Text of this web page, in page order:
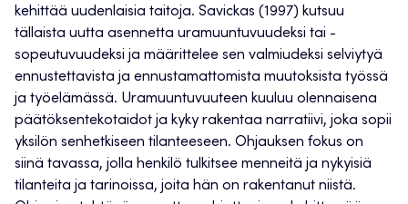
kehittää uudenlaisia taitoja. Savickas (1997) kutsuu
tällaista uutta asennetta uramuuntuvuudeksi tai -
sopeutuvuudeksi ja määrittelee sen valmiudeksi selviytyä
ennustettavista ja ennustamattomista muutoksista työssä
ja työelämässä. Uramuuntuvuuteen kuuluu olennaisena
päätöksentekotaidot ja kyky rakentaa narratiivi, joka sopii
yksilön senhetkiseen tilanteeseen. Ohjauksen fokus on
siinä tavassa, jolla henkilö tulkitsee menneitä ja nykyisiä
tilanteita ja tarinoissa, joita hän on rakentanut niistä.